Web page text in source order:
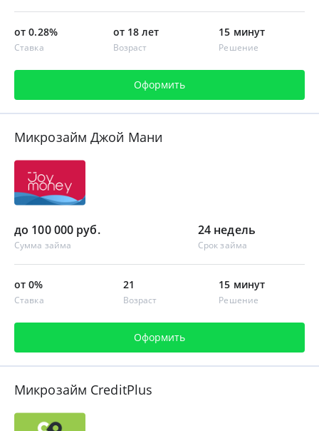
от 0.28%
Ставка
от 18 лет
Возраст
15 минут
Решение
Оформить
Микрозайм Джой Мани
до 100 000 руб.
Сумма займа
24 недель
Срок займа
от 0%
Ставка
21
Возраст
15 минут
Решение
Оформить
Микрозайм CreditPlus